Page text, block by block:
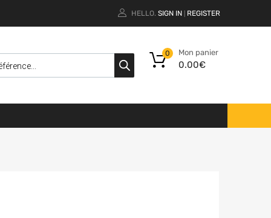
HELLO. SIGN IN REGISTER
Mon panier
0.00€
0